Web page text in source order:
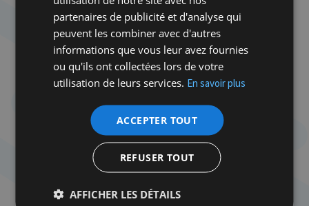
ses partenaires arabes.
Finalement, la levée de ce boycott officieux pourrait
être imposée auForeign Officepar la nouvelle
Première ministre Liz Truss, qui dit étudier le
transfert de l’Ambassade de Grande-Bretagne à
pour un souverain si chaleureux envers la
communauté juive et si intéressé par Israël, mais
qui se trouve désormais, comme ses
prédécesseurs, soumis au strict devoir de réserve.
partenaires de publicité et d'analyse qui
peuvent les combiner avec d'autres
informations que vous leur avez fournies
ou qu'ils ont collectées lors de votre
utilisation de leurs services. En savoir plus
ACCEPTER TOUT
REFUSER TOUT
AFFICHER LES DÉTAILS